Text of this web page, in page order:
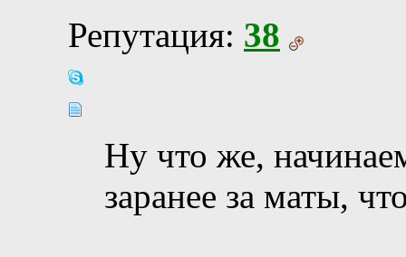
Репутация: 38
Ну что же,
заранее за маты,